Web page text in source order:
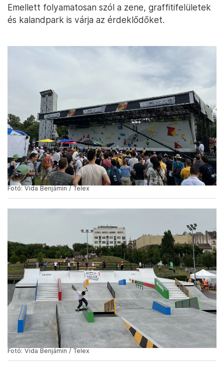
tűző napon kell állniuk azoknak a szurkolóknak,
akik látni is szeretnének valamit a mászásból.
lányt is: szerintük nagyon jó helyszínt választottak a
szervezők, igaz, a hőséget elég rosszul bírták.
gyerekkora óta mászik, a másik megkérdezett
párszor volt eddig, de élvezi. Elsősorban a
nézőknek felállított mászófal miatt jöttek, amit
ingyenesen lehet kipróbálni – a fal mellett számláló
jelzi, eddig hányan használták, péntek délelőttre
már több mint ötszázat mutat a jelzőfelület.
Emellett folyamatosan szól a zene, graffitifelületek
és kalandpark is várja az érdeklődőket.
Fotó: Vida Benjámin / Telex